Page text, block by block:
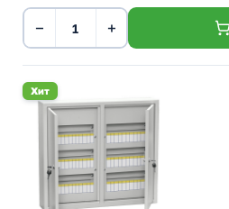
− +
Хит